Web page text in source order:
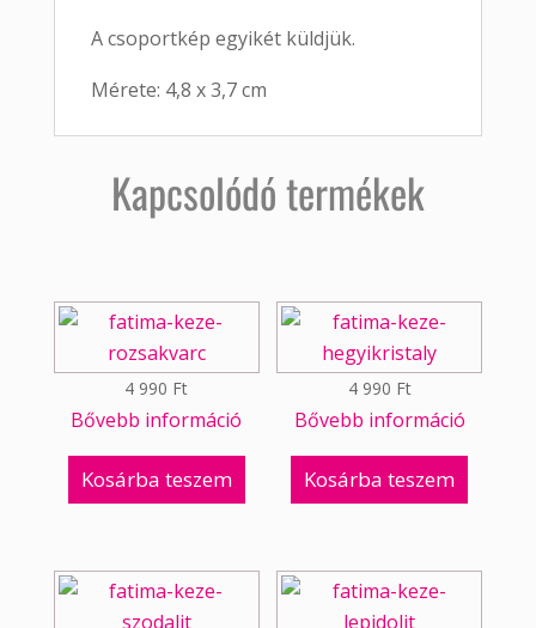
A csoportkép egyikét küldjük.
Mérete: 4,8 x 3,7 cm
Kapcsolódó termékek
4 990 Ft
Bővebb információ
Kosárba teszem
4 990 Ft
Bővebb információ
Kosárba teszem